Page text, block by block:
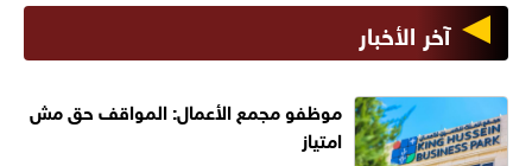
آخر الأخبار
موظفو مجمع الأعمال: المواقف حق مش
امتياز